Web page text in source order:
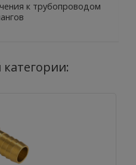
к трубопроводом